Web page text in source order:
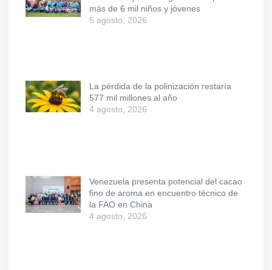
más de 6 mil niños y jóvenes
5 agosto, 2026
La pérdida de la polinización restaría
577 mil millones al año
4 agosto, 2026
Venezuela presenta potencial del cacao
fino de aroma en encuentro técnico de
la FAO en China
4 agosto, 2026